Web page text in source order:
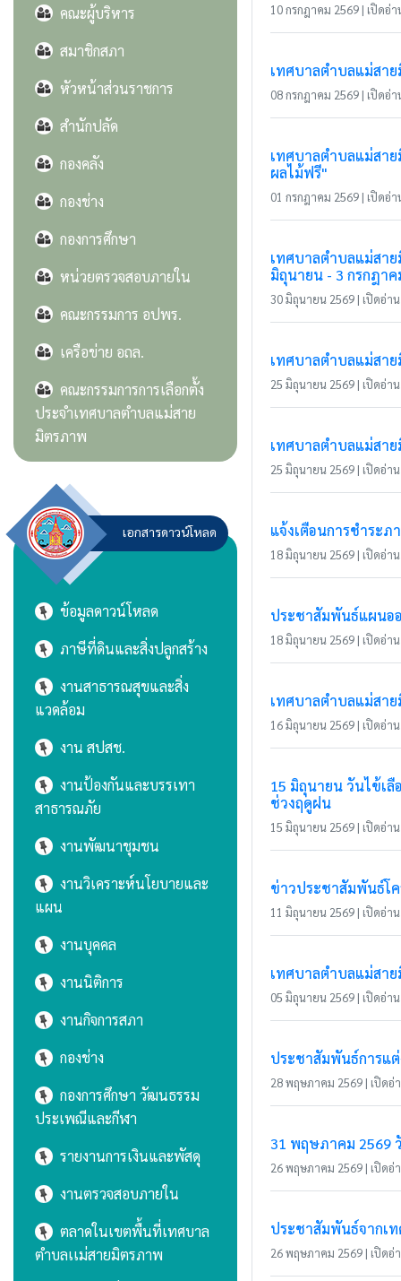
คณะผู้บริหาร
สมาชิกสภา
หัวหน้าส่วนราชการ
สำนักปลัด
กองคลัง
กองช่าง
กองการศึกษา
หน่วยตรวจสอบภายใน
คณะกรรมการ อปพร.
เครือข่าย อถล.
คณะกรรมการการเลือกตั้ง
ประจำเทศบาลตำบลแม่สาย
มิตรภาพ
เอกสารดาวน์โหลด
ข้อมูลดาวน์โหลด
ภาษีที่ดินและสิ่งปลูกสร้าง
งานสาธารณสุขและสิ่ง
แวดล้อม
งาน สปสช.
งานป้องกันและบรรเทา
สาธารณภัย
งานพัฒนาชุมชน
งานวิเคราะห์นโยบายและ
แผน
งานบุคคล
งานนิติการ
งานกิจการสภา
กองช่าง
กองการศึกษา วัฒนธรรม
ประเพณีและกีฬา
รายงานการเงินและพัสดุ
งานตรวจสอบภายใน
ตลาดในเขตพื้นที่เทศบาล
ตำบลเเม่สายมิตรภาพ
10 กรกฎาคม 2569 | เปิดอ่า
เทศบาลตำบลแม่สา
08 กรกฎาคม 2569 | เปิดอ่า
เทศบาลตำบลแม่สา
ผลไม้ฟรี"
01 กรกฎาคม 2569 | เปิดอ่า
เทศบาลตำบลแม่สา
มิถุนายน - 3 กรกฎาค
30 มิถุนายน 2569 | เปิดอ่า
เทศบาลตำบลแม่สา
25 มิถุนายน 2569 | เปิดอ่า
เทศบาลตำบลแม่สา
25 มิถุนายน 2569 | เปิดอ่า
แจ้งเตือนการชำระ
18 มิถุนายน 2569 | เปิดอ่า
ประชาสัมพันธ์แผนอ
18 มิถุนายน 2569 | เปิดอ่า
เทศบาลตำบลแม่สา
16 มิถุนายน 2569 | เปิดอ่า
15 มิถุนายน วันไข้เ
ช่วงฤดูฝน
15 มิถุนายน 2569 | เปิดอ่า
ข่าวประชาสัมพันธ์โค
11 มิถุนายน 2569 | เปิดอ่า
เทศบาลตำบลแม่สา
05 มิถุนายน 2569 | เปิดอ่า
ประชาสัมพันธ์การแ
28 พฤษภาคม 2569 | เปิดอ่
31 พฤษภาคม 2569
26 พฤษภาคม 2569 | เปิดอ่
ประชาสัมพันธ์จากเ
26 พฤษภาคม 2569 | เปิดอ่